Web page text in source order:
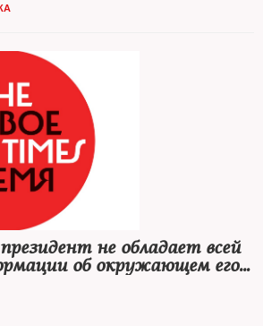
не обладает всей
об окружающем его